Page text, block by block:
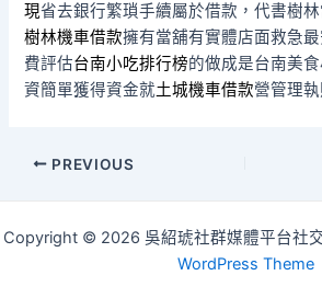
現省去銀行繁瑣手續屬於借款，代書樹
樹林機車借款擁有當舖有實體店面救急
費評估台南小吃排行榜的做成是台南美
資簡單獲得資金就土城機車借款營管理
Post
PREVIOUS
Copyright © 2026 吳紹琥社群媒體平台社
WordPress Theme